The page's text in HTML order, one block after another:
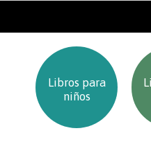
Libros para
niños